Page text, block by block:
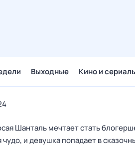
Выходные Кино и
Шанталь мечтает стать
чудо, и девушка попадает в